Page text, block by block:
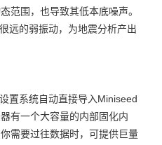
范围，也导致其低本底噪声。
远的弱振动，为地震分析产出
置系统自动直接导入Miniseed
有一个大容量的内部固化内
需要过往数据时，可提供巨量